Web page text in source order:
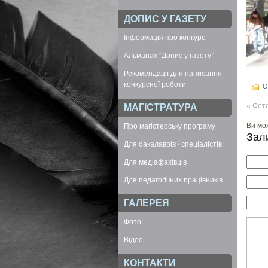
ДОПИС У ГАЗЕТУ
Інформація про конкурс
Альманах “Допис у газету”
Рекомендації для написання
конкурсної роботи
МАГІСТРАТУРА
Про магістерську програму
Для бакалаврів / спеціалістів
Для медіафахівців
Для педагогічних працівників
ГАЛЕРЕЯ
Фото
Відео
КОНТАКТИ
«
Ви